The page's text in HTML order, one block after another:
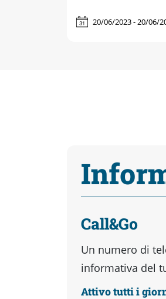
20/06/2023 - 20/06/
Call&Go
Un numero di
informativa del
Attivo tutti i